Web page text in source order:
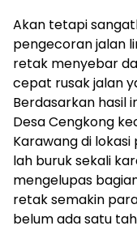
Akan tetapi
pengecoran jalan
retak menyebar
cepat rusak jalan
Berdasarkan hasil
Desa Cengkong
Karawang di
lah buruk sekali
mengelupas
retak semakin
belum ada satu